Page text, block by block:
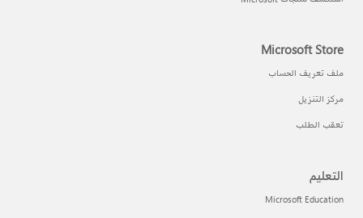
Microsoft Store
ملف تعريف الحساب
مركز التنزيل
تعقب الطلب
التعليم
Microsoft Education